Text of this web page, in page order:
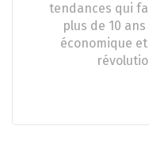
tendances qui
plus de 10
économique